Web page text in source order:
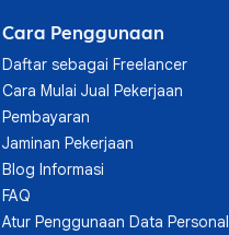
Cara Penggunaan
Daftar sebagai Freelancer
Cara Mulai Jual Pekerjaan
Pembayaran
Jaminan Pekerjaan
Blog Informasi
FAQ
Atur Penggunaan Data Personal